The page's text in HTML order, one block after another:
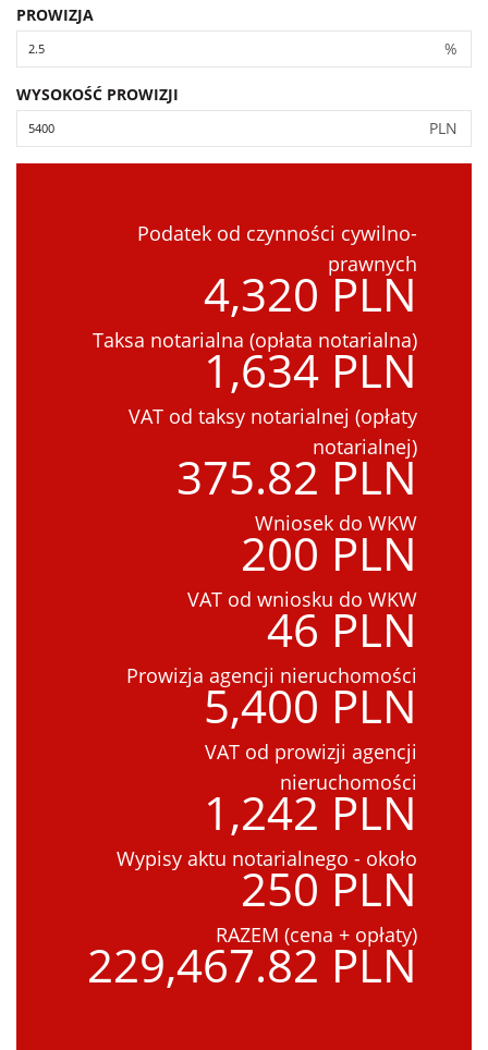
PROWIZJA
%
WYSOKOŚĆ PROWIZJI
PLN
Podatek od czynności cywilno-
prawnych
4,320 PLN
Taksa notarialna (opłata notarialna)
1,634 PLN
VAT od taksy notarialnej (opłaty
notarialnej)
375.82 PLN
Wniosek do WKW
200 PLN
VAT od wniosku do WKW
46 PLN
Prowizja agencji nieruchomości
5,400 PLN
VAT od prowizji agencji
nieruchomości
1,242 PLN
Wypisy aktu notarialnego - około
250 PLN
RAZEM (cena + opłaty)
229,467.82 PLN